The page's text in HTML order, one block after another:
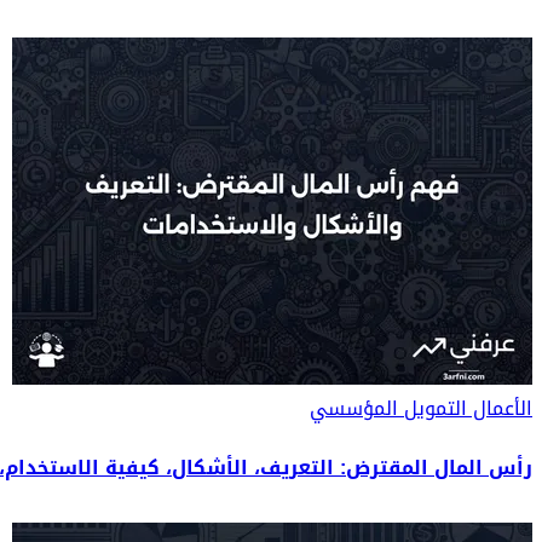
الأعمالالتمويل المؤسسي
رأس المال المقترض: التعريف، الأشكال، كيفية